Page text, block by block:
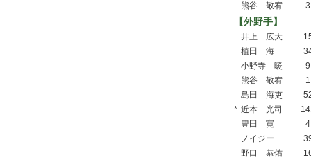
熊谷 敬宥
3
【外野手】
井上 広大
植田 海
小野寺 暖
9
熊谷 敬宥
1
島田 海吏
* 近本 光司
豊田 寛
4
ノイジー
野口 恭佑